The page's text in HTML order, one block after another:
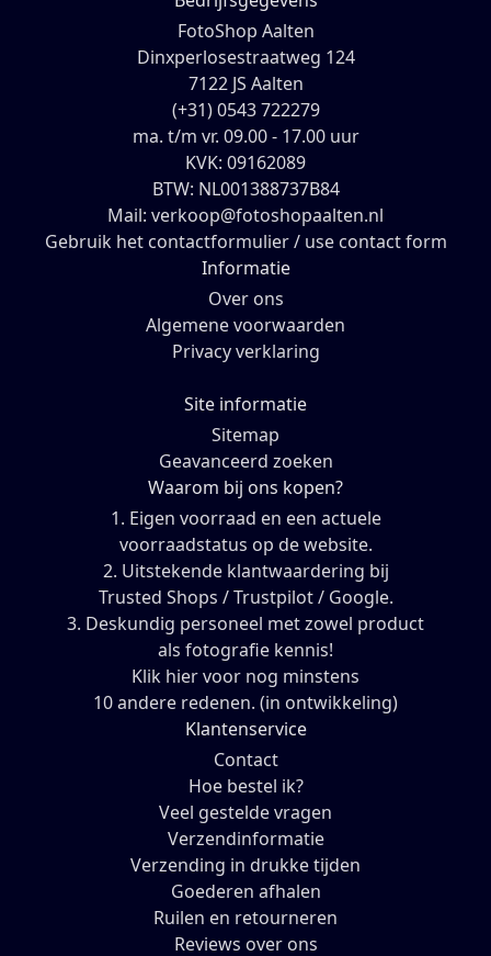
FotoShop Aalten
Dinxperlosestraatweg 124
7122 JS Aalten
(+31) 0543 722279
ma. t/m vr. 09.00 - 17.00 uur
KVK: 09162089
BTW: NL001388737B84
Mail: verkoop@fotoshopaalten.nl
Gebruik het contactformulier / use contact form
Informatie
Over ons
Algemene voorwaarden
Privacy verklaring
Site informatie
Sitemap
Geavanceerd zoeken
Waarom bij ons kopen?
1. Eigen voorraad en een actuele
voorraadstatus op de website.
2. Uitstekende klantwaardering bij
Trusted Shops / Trustpilot / Google.
3. Deskundig personeel met zowel product
als fotografie kennis!
Klik hier voor nog minstens
10 andere redenen. (in ontwikkeling)
Klantenservice
Contact
Hoe bestel ik?
Veel gestelde vragen
Verzendinformatie
Verzending in drukke tijden
Goederen afhalen
Ruilen en retourneren
Reviews over ons